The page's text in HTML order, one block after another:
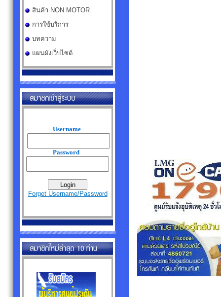
สินค้า NON MOTOR
การใช้บริการ
บทความ
แผนผังเว็บไซต์
Username
Password
Forget Username/Password
2019-12-19 วุฒิกร
2020-02-05 ธนัช
2020-02-17 กาญจน